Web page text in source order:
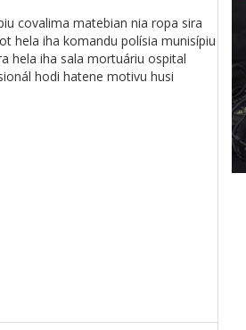
covalima matebian nia ropa sira
hela iha komandu polísia munisípiu
hela iha sala mortuáriu ospital
hodi hatene motivu husi